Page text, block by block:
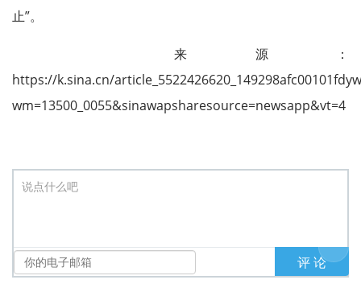
止”。
来源：
https://k.sina.cn/
wm=13500_0055&sinawapsharesource=newsapp&vt=4
说点什么吧